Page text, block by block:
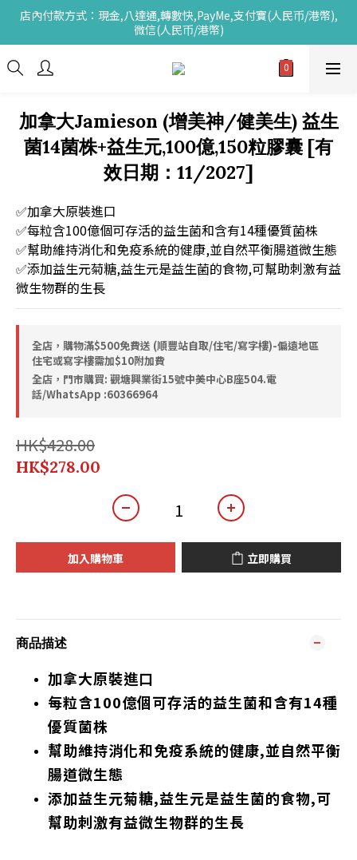
店內付款方式：現金,八達通,轉數快,PayMe,支付寶(人民币/港幣),
微信(人民币/港幣)
加拿大Jamieson (增美神/健美生) 益生
菌14菌株+益生元,100億,150粒膠囊 [有
效日期：11/2027]
✅加拿大原裝進口
✅每粒含100億個可存活的益生菌和含有14種優質菌株
✅幫助維持消化和免疫系統的健康,並自然平衡腸道微生態
✅添加益生元菊糖,益生元是益生菌的食物,可幫助刺激有益
微生物群的生長
全店，購物滿$500免費送 (順豐站自取/住宅/寫字樓)-偏遠地區
住宅或寫字樓需加$10附加費
全店，門市購買: 觀塘興業街15號中美中心B座504.電
話/WhatsApp :60366964
HK$428.00
HK$278.00
加入購物車 立即購買
商品描述
加拿大原裝進口
每粒含100億個可存活的益生菌和含有14種
優質菌株
幫助維持消化和免疫系統的健康,並自然平衡
腸道微生態
添加益生元菊糖,益生元是益生菌的食物,可
幫助刺激有益微生物群的生長